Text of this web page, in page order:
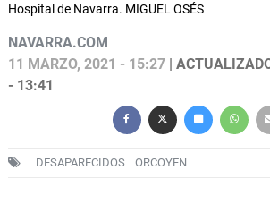
Hospital de Navarra. MIGUEL OSÉS
NAVARRA.COM
11 MARZO, 2021 - 15:27 |
- 13:41
DESAPARECIDOS ORCOYEN